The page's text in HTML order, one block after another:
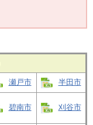
瀬戸市 半田市
碧南市 刈谷市